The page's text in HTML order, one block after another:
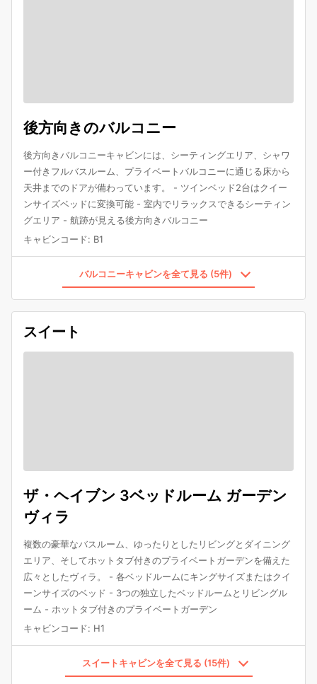
後方向きのバルコニー
後方向きバルコニーキャビンには、シーティングエリア、シャワ
ー付きフルバスルーム、プライベートバルコニーに通じる床から
天井までのドアが備わっています。 - ツインベッド2台はクイー
ンサイズベッドに変換可能 - 室内でリラックスできるシーティン
グエリア - 航跡が見える後方向きバルコニー
キャビンコード: B1
バルコニーキャビンを全て見る (5件)
スイート
ザ・ヘイブン 3ベッドルーム ガーデン
ヴィラ
複数の豪華なバスルーム、ゆったりとしたリビングとダイニング
エリア、そしてホットタブ付きのプライベートガーデンを備えた
広々としたヴィラ。 - 各ベッドルームにキングサイズまたはクイ
ーンサイズのベッド - 3つの独立したベッドルームとリビングル
ーム - ホットタブ付きのプライベートガーデン
キャビンコード: H1
スイートキャビンを全て見る (15件)